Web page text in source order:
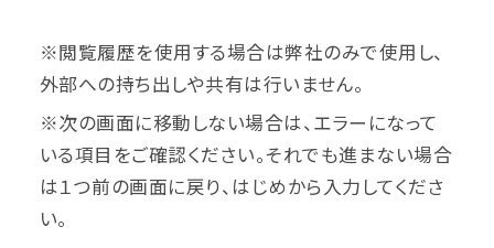
※閲覧履歴を使用する場合は弊社のみで使用し、
外部への持ち出しや共有は行いません。
※次の画面に移動しない場合は、エラーになって
いる項目をご確認ください。それでも進まない場合
は１つ前の画面に戻り、はじめから入力してくださ
い。